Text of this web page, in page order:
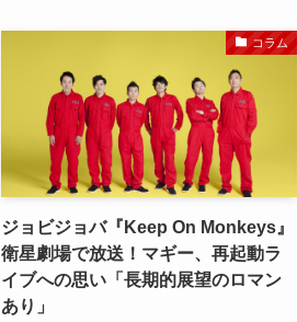
コラム
ジョビジョバ『Keep On Monkeys』
衛星劇場で放送！マギー、再起動ラ
イブへの思い「長期的展望のロマン
あり」